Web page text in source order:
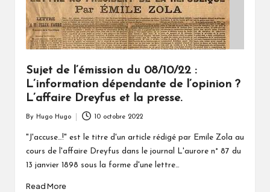
Sujet de l’émission du 08/10/22 :
L’information dépendante de l’opinion ?
L’affaire Dreyfus et la presse.
by
By Hugo Hugo 10 octobre 2022
"J'accuse…!" est le titre d'un article rédigé par Emile Zola au
cours de l'affaire Dreyfus dans le journal L'aurore n° 87 du
13 janvier 1898 sous la forme d'une lettre…
Read More